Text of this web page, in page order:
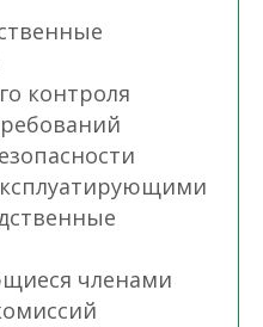
контроля
членами